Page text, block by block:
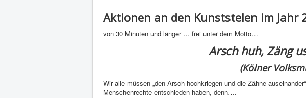
Aktionen an den Kunststelen im Jahr
von 30 Minuten und länger … frei unter dem Motto…
Arsch huh, Zäng
(Kölner
Wir alle müssen „den Arsch hochkriegen und die Zähne
Menschenrechte entschieden haben, denn….